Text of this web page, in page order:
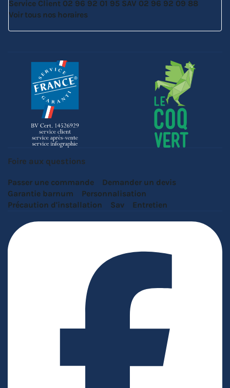
Service Client 02 96 92 01 95 SAV 02 96 92 09 88
Voir tous nos horaires
Foire aux questions
Passer une commande
Demander un devis
Garantie barnum
Personnalisation
Précaution d'installation
Sav Entretien